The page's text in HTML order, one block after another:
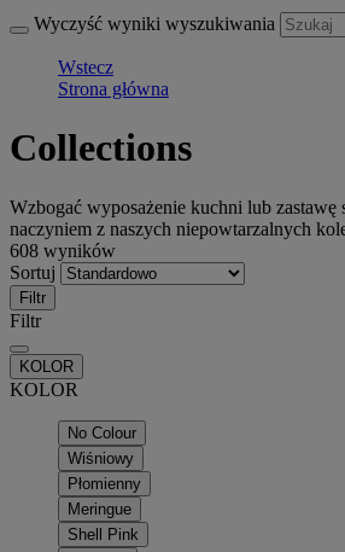
Wyczyść wyniki wyszukiwania
Wstecz
Strona główna
Collections
Wzbogać wyposażenie kuchni lub zastawę
naczyniem z naszych niepowtarzalnych
608 wyników
Sortuj
Filtr
Filtr
KOLOR
KOLOR
No Colour
Wiśniowy
Płomienny
Meringue
Shell Pink